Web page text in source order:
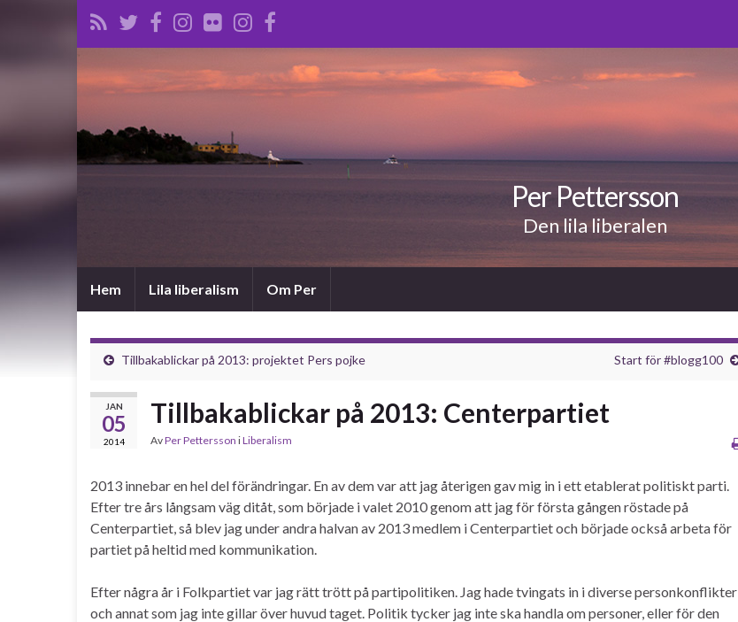
Per Pettersson
Den lila liberalen
Hem Lila liberalism Om Per
Tillbakablickar på 2013: projektet Pers pojke Start för #blogg100
JAN
05
2014
Tillbakablickar på 2013: Centerpartiet
AvPer Pettersson iLiberalism
2013 innebar en hel del förändringar. En av dem var att jag återigen gav mig in i ett etablerat politiskt parti.
Efter tre års långsam väg ditåt, som började i valet 2010 genom att jag för första gången röstade på
Centerpartiet, så blev jag under andra halvan av 2013 medlem i Centerpartiet och började också arbeta för
partiet på heltid med kommunikation.
Efter några år i Folkpartiet var jag rätt trött på partipolitiken. Jag hade tvingats in i diverse personkonflikter
och annat som jag inte gillar över huvud taget. Politik tycker jag inte ska handla om personer, eller för den